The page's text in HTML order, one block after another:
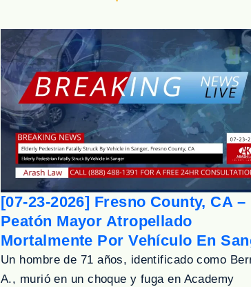
[07-23-2026] Fresno County, CA –
Peatón Mayor Atropellado
Mortalmente Por Vehículo En
Un hombre de 71 años, identificado como
A., murió en un choque y fuga en Academy